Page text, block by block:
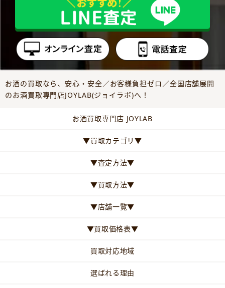
お酒の買取なら、安心・安全／お客様負担ゼロ／全国店舗展開
のお酒買取専門店JOYLAB(ジョイラボ)へ！
お酒買取専門店 JOYLAB
▼買取カテゴリ▼
▼査定方法▼
▼買取方法▼
▼店舗一覧▼
▼買取価格表▼
買取対応地域
選ばれる理由